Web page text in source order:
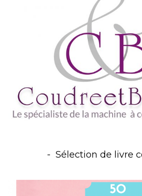
Sélection de livre